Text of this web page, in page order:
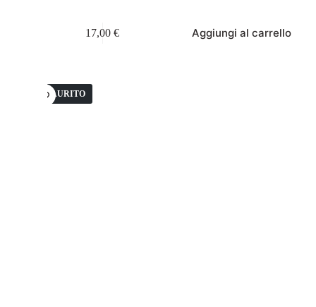
17,00€ Aggiungi al carrello
ESAURITO